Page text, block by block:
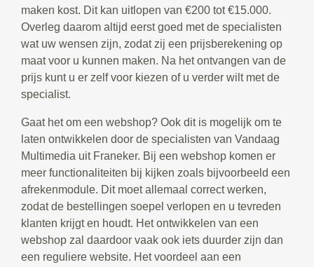
maken kost. Dit kan uitlopen van €200 tot €15.000.
Overleg daarom altijd eerst goed met de specialisten
wat uw wensen zijn, zodat zij een prijsberekening op
maat voor u kunnen maken. Na het ontvangen van de
prijs kunt u er zelf voor kiezen of u verder wilt met de
specialist.
Gaat het om een webshop? Ook dit is mogelijk om te
laten ontwikkelen door de specialisten van Vandaag
Multimedia uit Franeker. Bij een webshop komen er
meer functionaliteiten bij kijken zoals bijvoorbeeld een
afrekenmodule. Dit moet allemaal correct werken,
zodat de bestellingen soepel verlopen en u tevreden
klanten krijgt en houdt. Het ontwikkelen van een
webshop zal daardoor vaak ook iets duurder zijn dan
een reguliere website. Het voordeel aan een